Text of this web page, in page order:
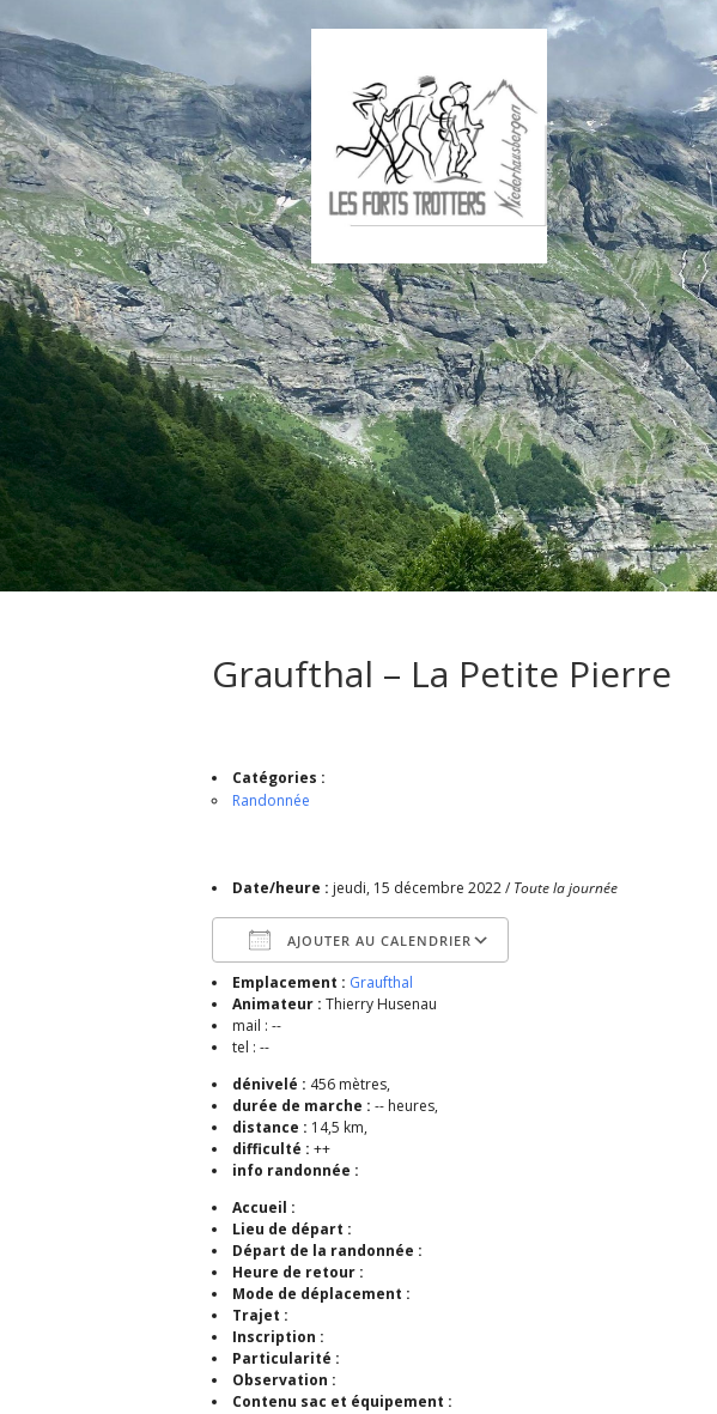
Graufthal – La Petite Pierre
Catégories :
Randonnée
Date/heure : jeudi, 15 décembre 2022 / Toute la journée
AJOUTER AU CALENDRIER
Télécharger ICS
Emplacement : Graufthal
Animateur : Thierry Husenau
mail : --
tel : --
dénivelé : 456 mètres,
durée de marche : -- heures,
distance : 14,5 km,
difficulté : ++
info randonnée :
Accueil :
Lieu de départ :
Départ de la randonnée :
Heure de retour :
Mode de déplacement :
Trajet :
Inscription :
Particularité :
Observation :
Contenu sac et équipement :